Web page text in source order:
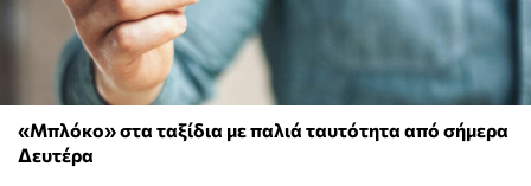
«Μπλόκο» στα ταξίδια με παλιά ταυτότητα από σήμερα
Δευτέρα